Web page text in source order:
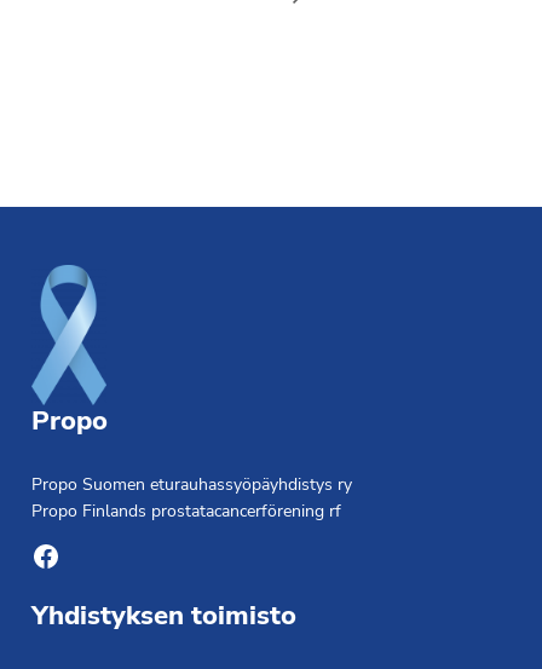
Propo
Propo Suomen eturauhassyöpäyhdistys ry
Propo Finlands prostatacancerförening rf
Facebook
Yhdistyksen toimisto